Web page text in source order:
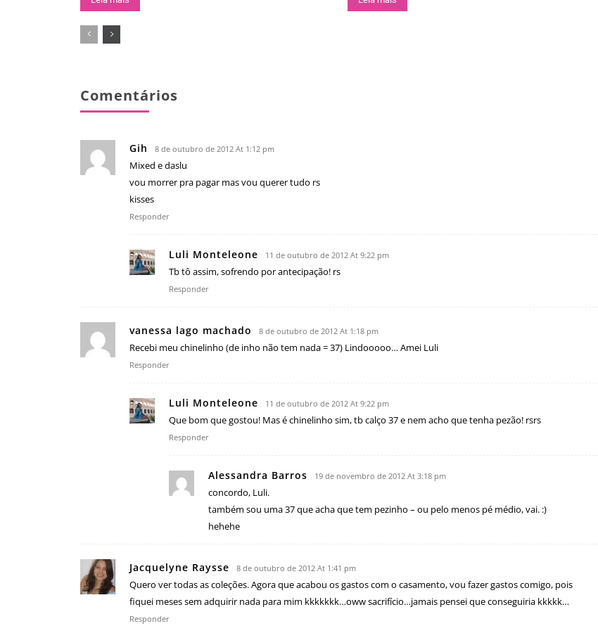
Comentários
Gih 8 de outubro de 2012 At 1:12 pm
Mixed e daslu
vou morrer pra pagar mas vou querer tudo rs
kisses
Responder
Luli Monteleone 11 de outubro de 2012 At 9:22 pm
Tb tô assim, sofrendo por antecipação! rs
Responder
vanessa lago machado 8 de outubro de 2012 At 1:18 pm
Recebi meu chinelinho (de inho não tem nada = 37) Lindooooo… Amei Luli
Responder
Luli Monteleone 11 de outubro de 2012 At 9:22 pm
Que bom que gostou! Mas é chinelinho sim, tb calço 37 e nem acho que tenha pezão! rsrs
Responder
Alessandra Barros 19 de novembro de 2012 At 3:18 pm
concordo, Luli.
também sou uma 37 que acha que tem pezinho – ou pelo menos pé médio, vai. :)
hehehe
Jacquelyne Raysse 8 de outubro de 2012 At 1:41 pm
Quero ver todas as coleções. Agora que acabou os gastos com o casamento, vou fazer gastos comigo, pois
fiquei meses sem adquirir nada para mim kkkkkkk…oww sacrifício…jamais pensei que conseguiria kkkkk…
Responder